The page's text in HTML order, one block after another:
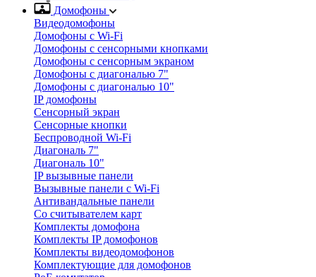
Домофоны
Видеодомофоны
Домофоны с Wi-Fi
Домофоны с сенсорными кнопками
Домофоны с сенсорным экраном
Домофоны с диагональю 7"
Домофоны с диагональю 10"
IP домофоны
Сенсорный экран
Сенсорные кнопки
Беспроводной Wi-Fi
Диагональ 7"
Диагональ 10"
IP вызывные панели
Вызывные панели с Wi-Fi
Антивандальные панели
Со считывателем карт
Комплекты домофона
Комплекты IP домофонов
Комплекты видеодомофонов
Комплектующие для домофонов